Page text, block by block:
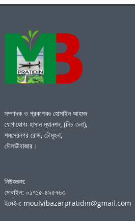
সম্পাদক ও প্রকাশকঃ হোসাইন আহমদ
যোগাযোগঃ হাসান ম্যানশন, (নিচ তলা),
শমসেরনগর রোড, চৌমূহনা,
মৌলভীবাজার।
নিউজরুম:
মোবাইল: ০১৭১৫-৪৯৫৭৬৩
ইমেইল: moulvibazarpratidin@gmail.com